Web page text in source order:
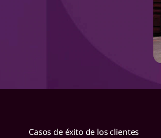
Casos de éxito de los clientes